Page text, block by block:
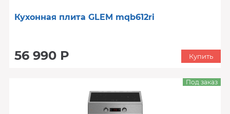
Кухонная плита GLEM mqb612ri
56 990 Р Купить
Под заказ